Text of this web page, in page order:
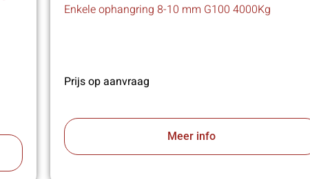
Enkele ophangring 8-10 mm G100 4000Kg
Prijs op aanvraag
Meer info